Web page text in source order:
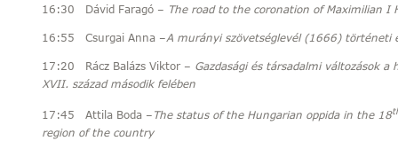
16:30 Dávid Faragó – The road to the coronation of Maximilian I
16:55 Csurgai Anna –A murányi szövetséglevél (1666) történeti
17:20 Rácz Balázs Viktor – Gazdasági és társadalmi változások
XVII. század második felében
17:45 Attila Boda –The status of the Hungarian oppida in the 18
region of the country